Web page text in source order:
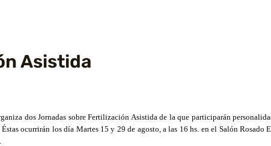
Asistida
dos Jornadas sobre Fertilización Asistida de la que participarán
ocurrirán los día Martes 15 y 29 de agosto, a las 16 hs. en el Salón Rosado